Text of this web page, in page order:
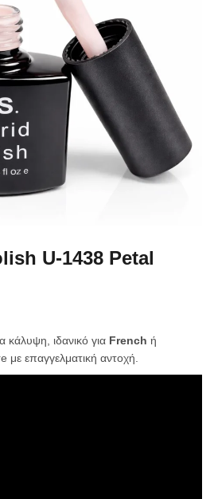
U-1438 Petal
κάλυψη , ιδανικό για French ή
με επαγγελματική αντοχή.